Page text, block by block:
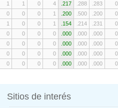
1 1 0 4 .217 .288 .283 0
0 0 0 1 .200 .500 .200 0
1 0 0 1 .154 .214 .231 0
0 0 0 0 .000 .000 .000 0
0 0 0 0 .000 .000 .000 0
0 0 0 0 .000 .000 .000 0
0 0 0 0 .000 .000 .000 0
Sitios de interés